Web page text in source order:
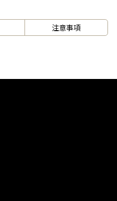
注意事項